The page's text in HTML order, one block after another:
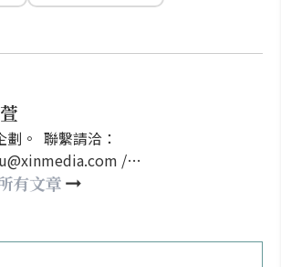
劃。 聯繫請洽：
/
有文章